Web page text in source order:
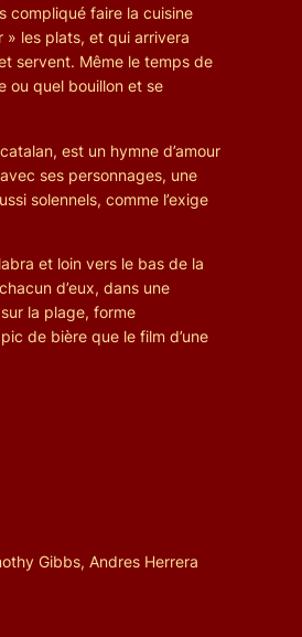
compliqué faire la cuisine
» les plats, et qui arrivera
servent. Même le temps de
ou quel bouillon et se
est un hymne d’amour
ses personnages, une
solennels, comme l’exige
et loin vers le bas de la
d’eux, dans une
la plage, forme
de bière que le film d’une
Gibbs, Andres Herrera